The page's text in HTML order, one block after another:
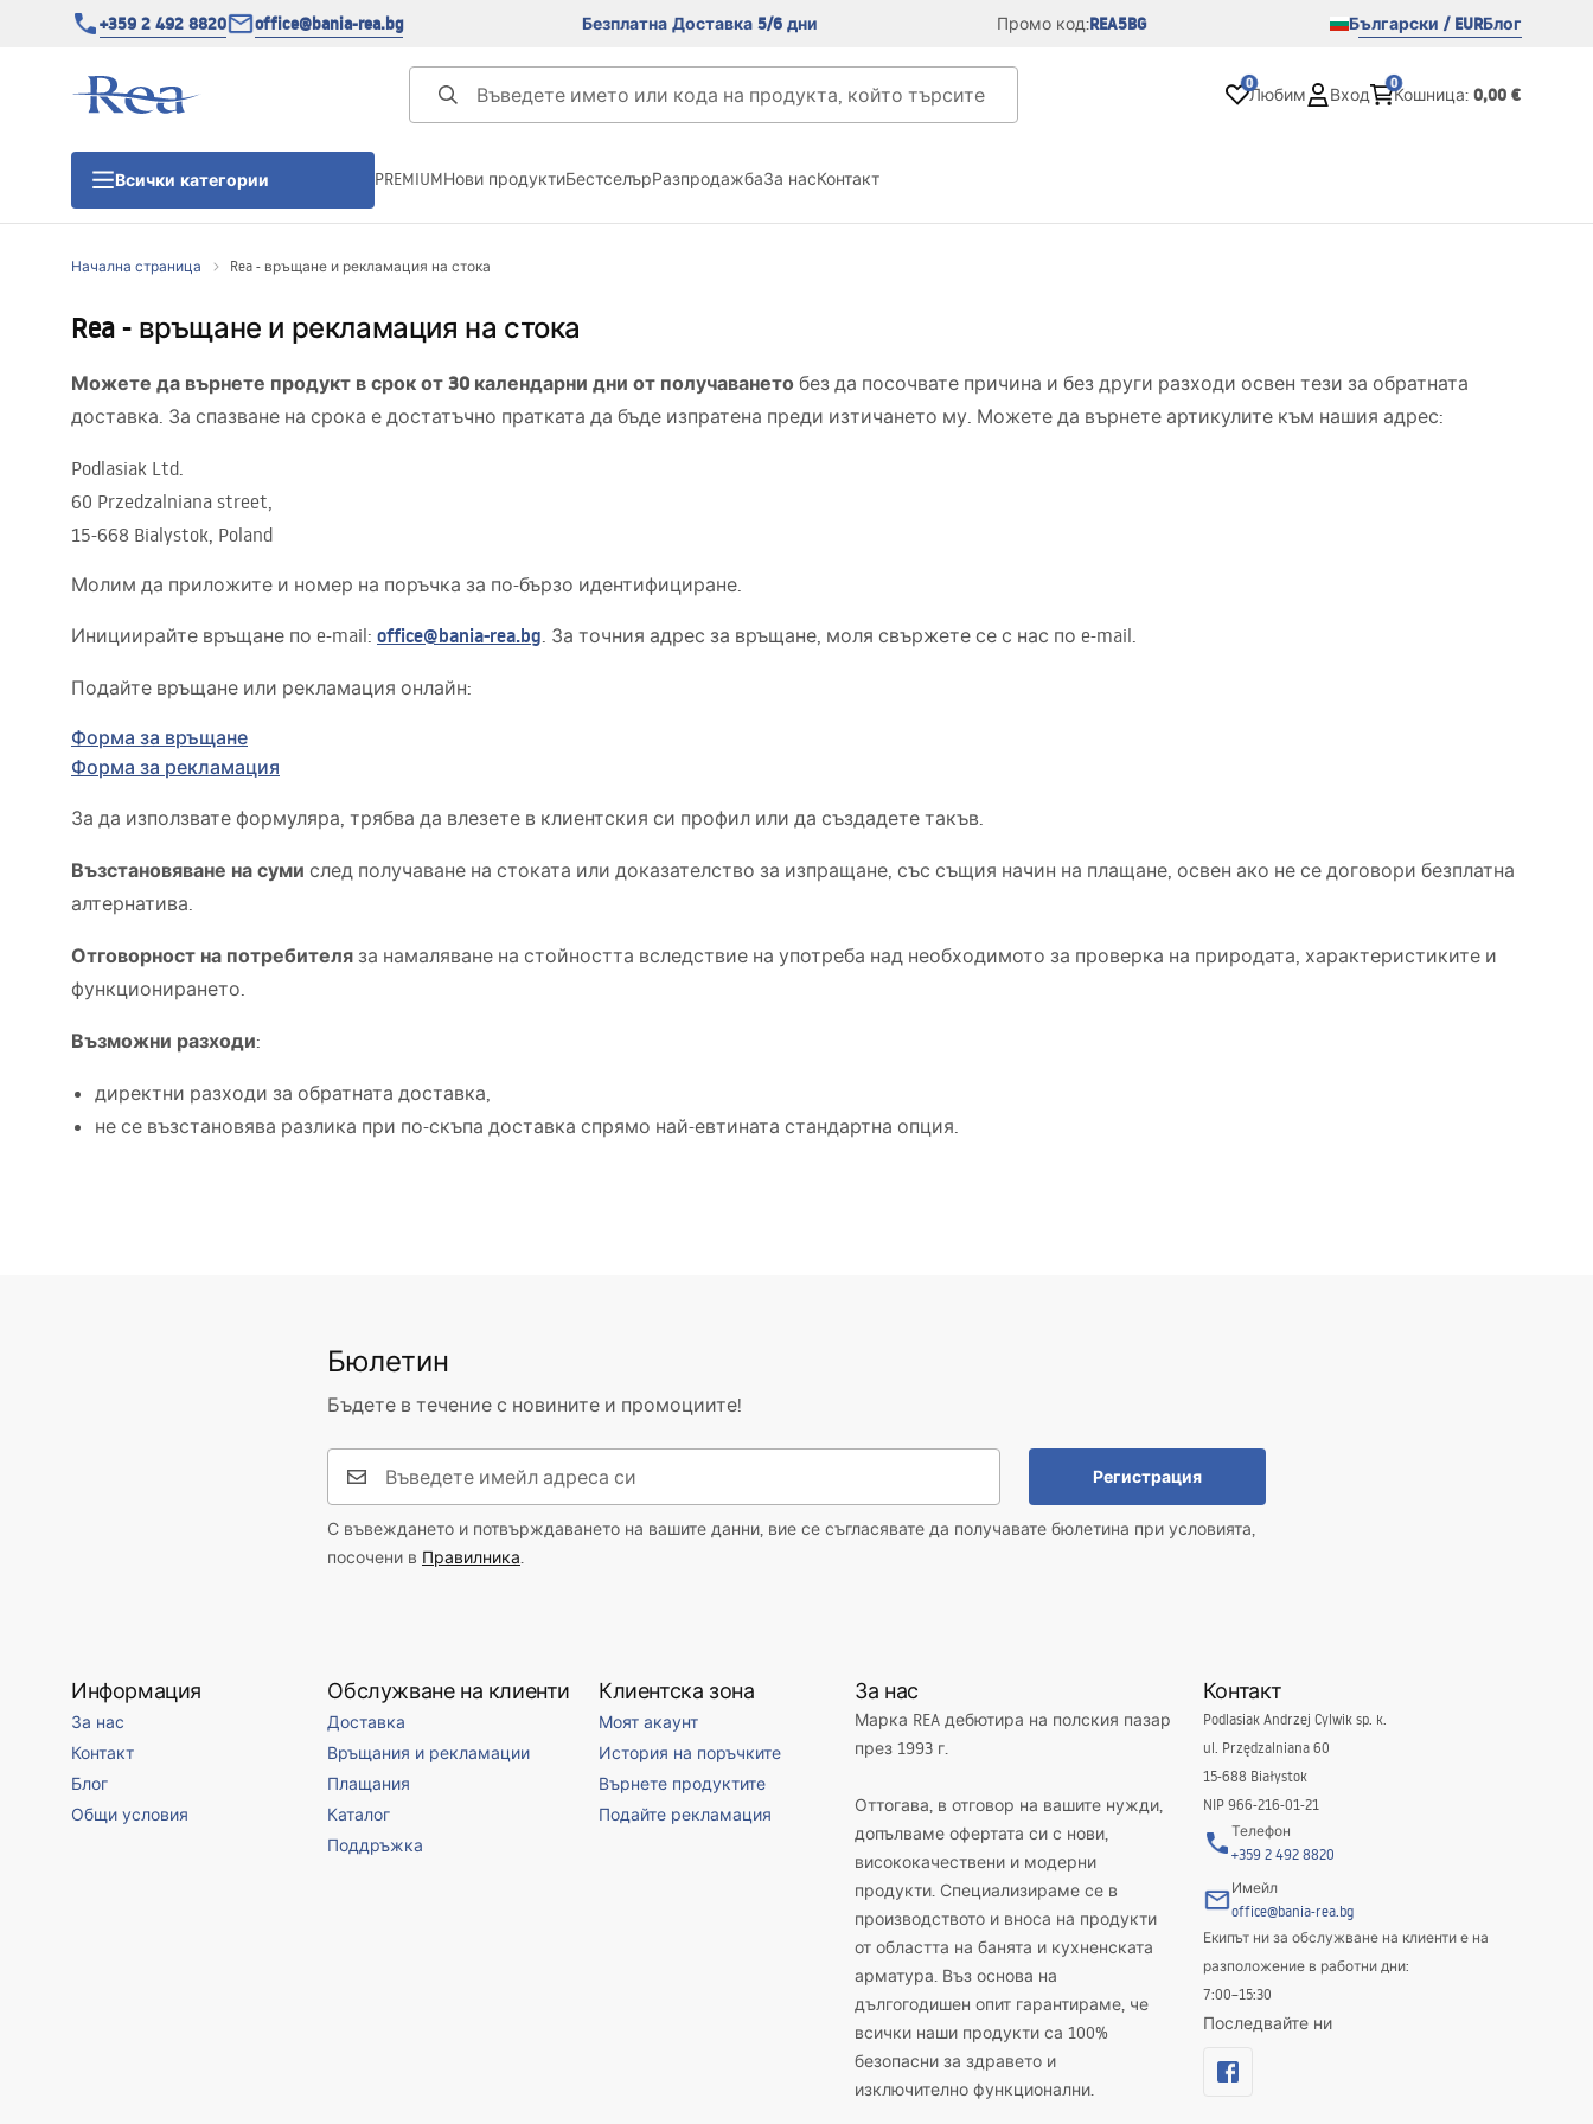
+359 2 492 8820 office@bania-rea.bg Безплатна Доставка 5/6 дни Промо код:REA5BG Български / EURБлог
0
Любим Вход
0
Кошница: 0,00 €
Всички категории
Душ корита
Линейни сифони
биде WC
Аксесоари и мебели за баня
PREMIUMНови продуктиБестселърРазпродажбаЗа насКонтакт
Начална страница Rea - връщане и рекламация на стока
Rea - връщане и рекламация на стока
Можете да върнете продукт в срок от 30 календарни дни от получаването без да посочвате причина и без други разходи освен тези за обратната
доставка. За спазване на срока е достатъчно пратката да бъде изпратена преди изтичането му. Можете да върнете артикулите към нашия адрес:
Podlasiak Ltd.
60 Przedzalniana street,
15-668 Bialystok, Poland
Молим да приложите и номер на поръчка за по-бързо идентифициране.
Инициирайте връщане по e-mail: office@bania-rea.bg. За точния адрес за връщане, моля свържете се с нас по e-mail.
Подайте връщане или рекламация онлайн:
Форма за връщане
Форма за рекламация
За да използвате формуляра, трябва да влезете в клиентския си профил или да създадете такъв.
Възстановяване на суми след получаване на стоката или доказателство за изпращане, със същия начин на плащане, освен ако не се договори безплатна
алтернатива.
Отговорност на потребителя за намаляване на стойността вследствие на употреба над необходимото за проверка на природата, характеристиките и
функционирането.
Възможни разходи:
директни разходи за обратната доставка,
не се възстановява разлика при по-скъпа доставка спрямо най-евтината стандартна опция.
Бюлетин
Бъдете в течение с новините и промоциите!
Регистрация
С въвеждането и потвърждаването на вашите данни, вие се съгласявате да получавате бюлетина при условията,
посочени в Правилника.
Информация
За нас
Контакт
Блог
Общи условия
Обслужване на клиенти
Доставка
Връщания и рекламации
Плащания
Каталог
Поддръжка
Клиентска зона
Моят акаунт
История на поръчките
Върнете продуктите
Подайте рекламация
За нас
Марка REA дебютира на полския пазар
през 1993 г.
Оттогава, в отговор на вашите нужди,
допълваме офертата си с нови,
висококачествени и модерни
продукти. Специализираме се в
производството и вноса на продукти
от областта на банята и кухненската
арматура. Въз основа на
дългогодишен опит гарантираме, че
всички наши продукти са 100%
безопасни за здравето и
изключително функционални.
Контакт
Podlasiak Andrzej Cylwik sp. k.
ul. Przędzalniana 60
15-688 Białystok
NIP 966-216-01-21
Телефон
+359 2 492 8820
Имейл
office@bania-rea.bg
Екипът ни за обслужване на клиенти е на
разположение в работни дни:
7:00–15:30
Последвайте ни